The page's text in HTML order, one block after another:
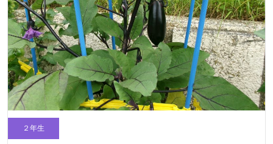
２年生